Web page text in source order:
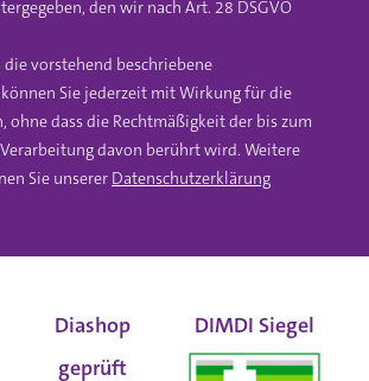
den wir nach Art. 28 DSGVO
vorstehend beschriebene
Sie jederzeit mit Wirkung für die
dass die Rechtmäßigkeit der bis zum
davon berührt wird. Weitere
Sie unserer Datenschutzerklärung
Diashop
geprüft
DIMDI Siegel